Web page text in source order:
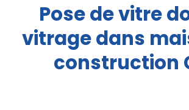
Pose de vitre
vitrage dans
construction